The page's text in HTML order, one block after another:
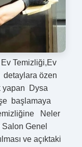
Temizliği,Ev
detaylara özen
yapan Dysa
başlamaya
Neler
Salon Genel
ve açıktaki